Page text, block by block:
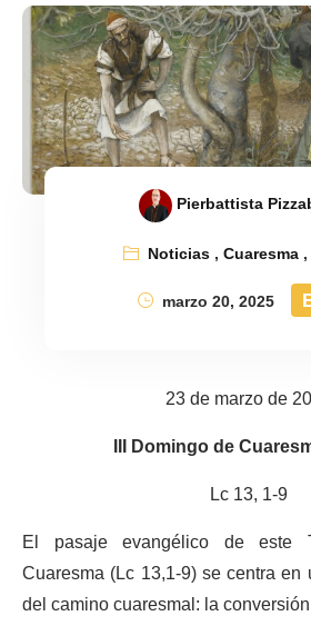
Pierbattista
Noticias,Cuaresma,
marzo 20, 2025
23 de marzo de
III Domingo de
Lc 13, 1-9
El pasaje evangélico de este
Cuaresma (Lc 13,1-9) se centra
del camino cuaresmal: la